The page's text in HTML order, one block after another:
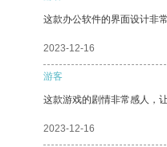
这款办公软件的界面设计非
2023-12-16
游客
这款游戏的剧情非常感人，
2023-12-16